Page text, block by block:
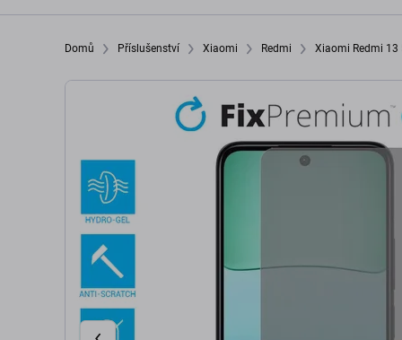
Domů Příslušenství Xiaomi Redmi Xiaomi Redmi 13